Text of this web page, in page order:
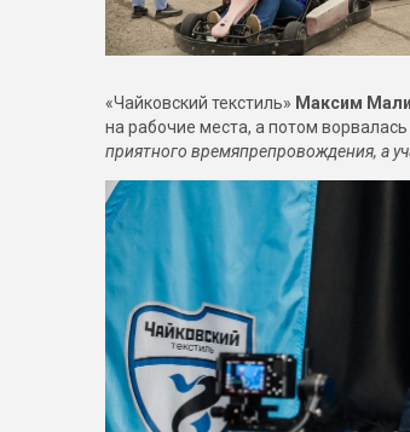
«Чайковский текстиль» Максим
на рабочие места, а потом
приятного времяпрепровождения, а